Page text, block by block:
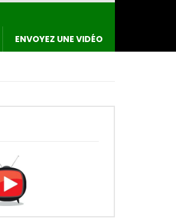
ENVOYEZ UNE VIDÉO